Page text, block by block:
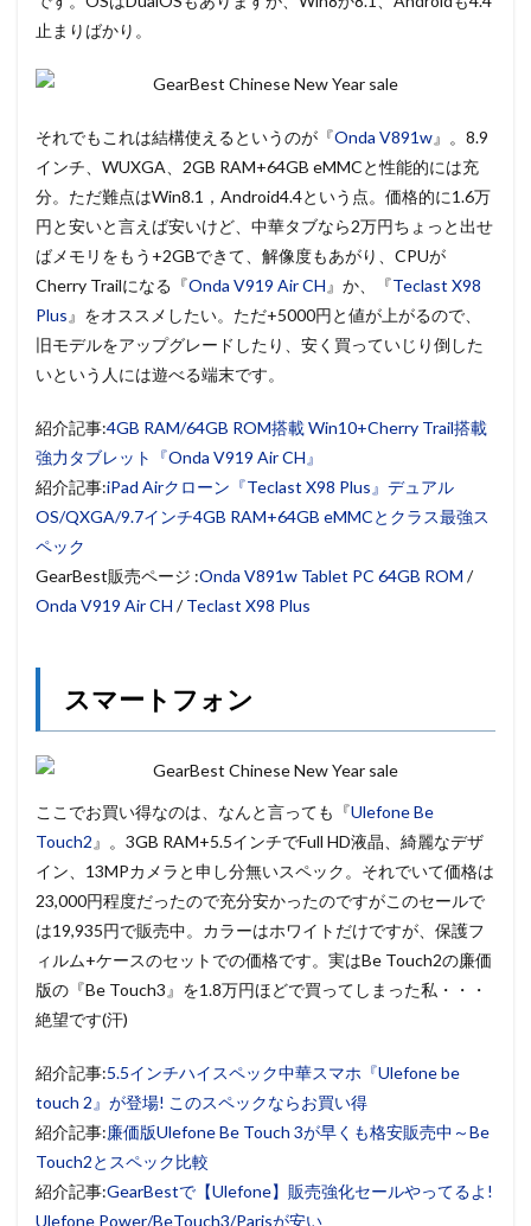
止まりばかり。
それでもこれは結構使えるというのが『Onda V891w』。8.9
インチ、WUXGA、2GB RAM+64GB eMMCと性能的には充
分。ただ難点はWin8.1，Android4.4という点。価格的に1.6万
円と安いと言えば安いけど、中華タブなら2万円ちょっと出せ
ばメモリをもう+2GBできて、解像度もあがり、CPUが
Cherry Trailになる『Onda V919 Air CH 』か、『Teclast X98
Plus 』をオススメしたい。ただ+5000円と値が上がるので、
旧モデルをアップグレードしたり、安く買っていじり倒した
いという人には遊べる端末です。
紹介記事:4GB RAM/64GB ROM搭載 Win10+Cherry Trail搭載
強力タブレット『Onda V919 Air CH』
紹介記事:iPad Airクローン『Teclast X98 Plus』デュアル
OS/QXGA/9.7インチ4GB RAM+64GB eMMCとクラス最強ス
ペック
GearBest販売ページ :Onda V891w Tablet PC 64GB ROM /
Onda V919 Air CH /Teclast X98 Plus
スマートフォン
ここでお買い得なのは、なんと言っても『Ulefone Be
Touch2 』。3GB RAM+5.5インチでFull HD液晶、綺麗なデザ
イン、13MPカメラと申し分無いスペック。それでいて価格は
23,000円程度だったので充分安かったのですがこのセールで
は19,935円で販売中。カラーはホワイトだけですが、保護フ
ィルム+ケースのセットでの価格です。実はBe Touch2の廉価
版の『Be Touch3』を1.8万円ほどで買ってしまった私・・・
絶望です(汗)
紹介記事:5.5インチハイスペック中華スマホ『Ulefone be
touch 2』が登場! このスペックならお買い得
紹介記事:廉価版Ulefone Be Touch 3が早くも格安販売中～Be
Touch2とスペック比較
紹介記事:GearBestで【Ulefone】販売強化セールやってるよ!
Ulefone Power/BeTouch3/Parisが安い